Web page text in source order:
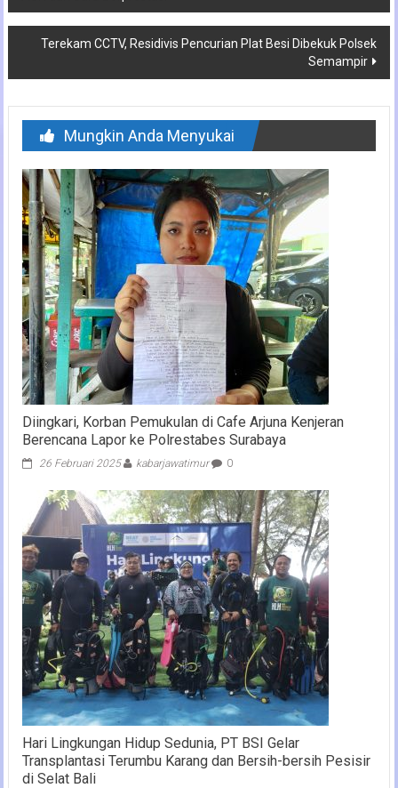
Terekam CCTV, Residivis Pencurian Plat Besi Dibekuk Polsek
Semampir
Mungkin Anda Menyukai
Diingkari, Korban Pemukulan di Cafe Arjuna Kenjeran
Berencana Lapor ke Polrestabes Surabaya
26 Februari 2025 kabarjawatimur 0
Hari Lingkungan Hidup Sedunia, PT BSI Gelar
Transplantasi Terumbu Karang dan Bersih-bersih Pesisir
di Selat Bali